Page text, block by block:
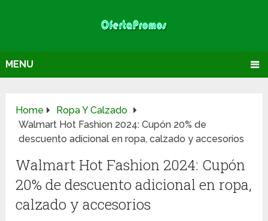
MENU
Home
Ropa Y Calzado
Walmart Hot Fashion 2024: Cupón 20% de
descuento adicional en ropa, calzado y accesorios
Walmart Hot Fashion 2024: Cupón
20% de descuento adicional en ropa,
calzado y accesorios